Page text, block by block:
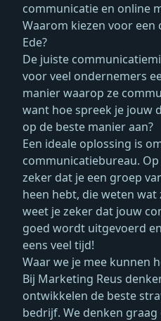
communicatie en online
Waarom kiezen voor
Ede?
De juiste
voor veel ondernemers
manier waarop ze
want hoe spreek je jouw
op de beste manier aan?
Een ideale oplossing is
communicatiebureau.
zeker dat je een groep
heen hebt, die weten
weet je zeker dat jouw
goed wordt uitgevoerd
eens veel tijd!
Waar we je mee kunnen
Bij Marketing Reus
ontwikkelen de beste
bedrijf. We denken